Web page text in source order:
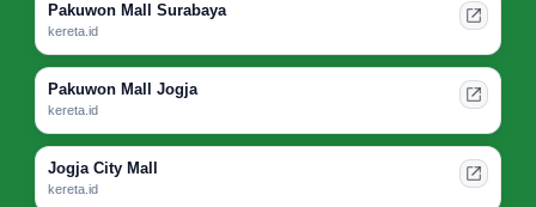
Pakuwon Mall Surabaya
kereta.id
Pakuwon Mall Jogja
kereta.id
Jogja City Mall
kereta.id